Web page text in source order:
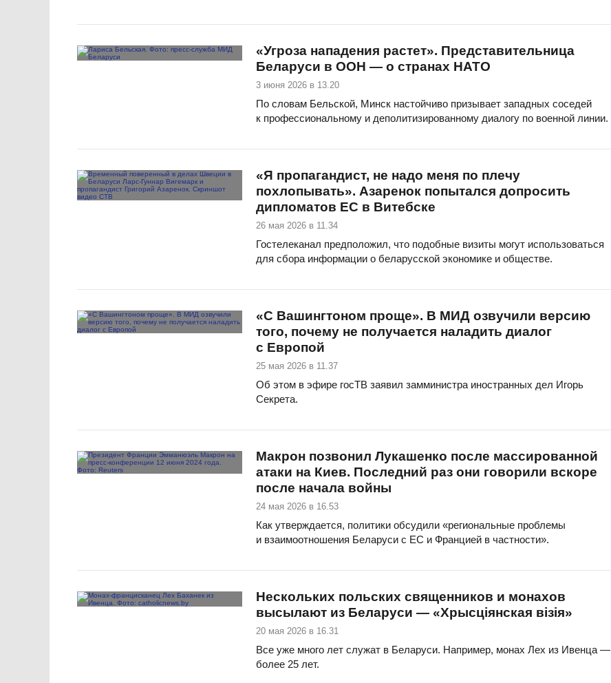
«Угроза нападения растет». Представительница
Беларуси в ООН — о странах НАТО
3 июня 2026 в 13.20
По словам Бельской, Минск настойчиво призывает западных соседей
к профессиональному и деполитизированному диалогу по военной линии.
«Я пропагандист, не надо меня по плечу
похлопывать». Азаренок попытался допросить
дипломатов ЕС в Витебске
26 мая 2026 в 11.34
Гостелеканал предположил, что подобные визиты могут использоваться
для сбора информации о беларусской экономике и обществе.
«С Вашингтоном проще». В МИД озвучили версию
того, почему не получается наладить диалог
с Европой
25 мая 2026 в 11.37
Об этом в эфире госТВ заявил замминистра иностранных дел Игорь
Секрета.
Макрон позвонил Лукашенко после массированной
атаки на Киев. Последний раз они говорили вскоре
после начала войны
24 мая 2026 в 16.53
Как утверждается, политики обсудили «региональные проблемы
и взаимоотношения Беларуси с ЕС и Францией в частности».
Нескольких польских священников и монахов
высылают из Беларуси — «Хрысціянская візія»
20 мая 2026 в 16.31
Все уже много лет служат в Беларуси. Например, монах Лех из Ивенца —
более 25 лет.